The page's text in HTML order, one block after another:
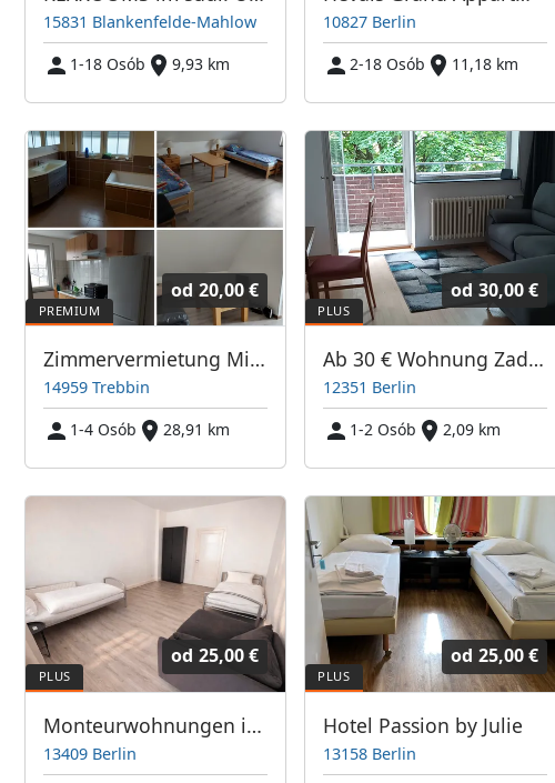
15831 Blankenfelde-Mahlow
1-18 Osób
9,93 km
10827 Berlin
2-18 Osób
11,18 km
od 20,00 €
Zimmervermietung Mirko Becker
14959 Trebbin
1-4 Osób
28,91 km
od 30,00 €
Ab 30 € Wohnung Zadekstrasse
12351 Berlin
1-2 Osób
2,09 km
od 25,00 €
Monteurwohnungen in Berlin
13409 Berlin
od 25,00 €
Hotel Passion by Julie
13158 Berlin